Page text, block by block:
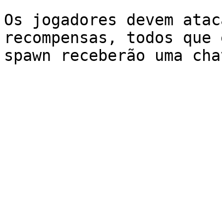
Os jogadores devem
recompensas, todos